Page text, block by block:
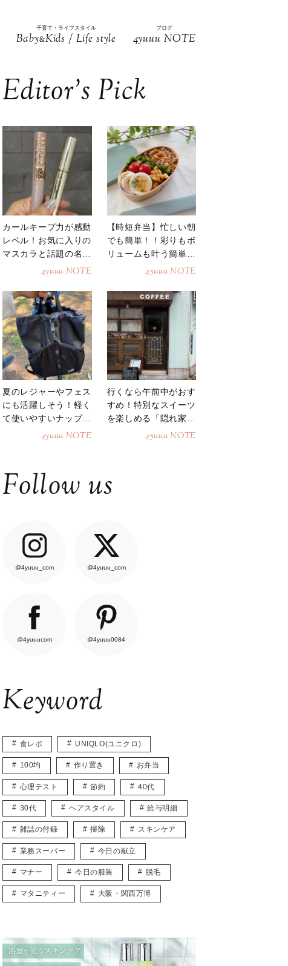
子育て・ライフスタイル
Baby&Kids / Life style
ブログ
4yuuu NOTE
Editor’s Pick
カールキープ力が感動
レベル！お気に入りの
マスカラと話題の名品
4yuuu NOTE
【時短弁当】忙しい朝
でも簡単！！彩りもボ
リュームも叶う簡単そ
4yuuu NOTE
夏のレジャーやフェス
にも活躍しそう！軽く
て使いやすいナップサ
4yuuu NOTE
行くなら午前中がおす
すめ！特別なスイーツ
を楽しめる「隠れ家カ
4yuuu NOTE
Follow us
@4yuuu_com @4yuuu_com
@4yuuucom @4yuuu0084
Keyword
食レポ UNIQLO(ユニクロ)
100均 作り置き お弁当
心理テスト 節約 40代
30代 ヘアスタイル 給与明細
雑誌の付録 掃除 スキンケア
業務スーパー 今日の献立
マナー 今日の服装 脱毛
マタニティー 大阪・関西万博